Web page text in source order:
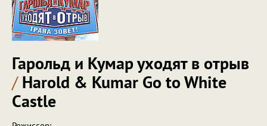
Гарольд и Кумар уходят в отрыв
/Harold & Kumar Go to White
Castle